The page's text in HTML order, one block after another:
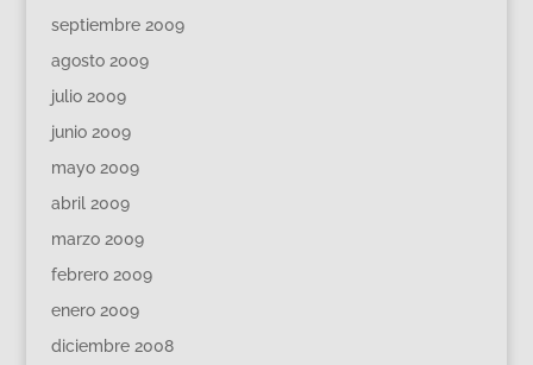
septiembre 2009
agosto 2009
julio 2009
junio 2009
mayo 2009
abril 2009
marzo 2009
febrero 2009
enero 2009
diciembre 2008